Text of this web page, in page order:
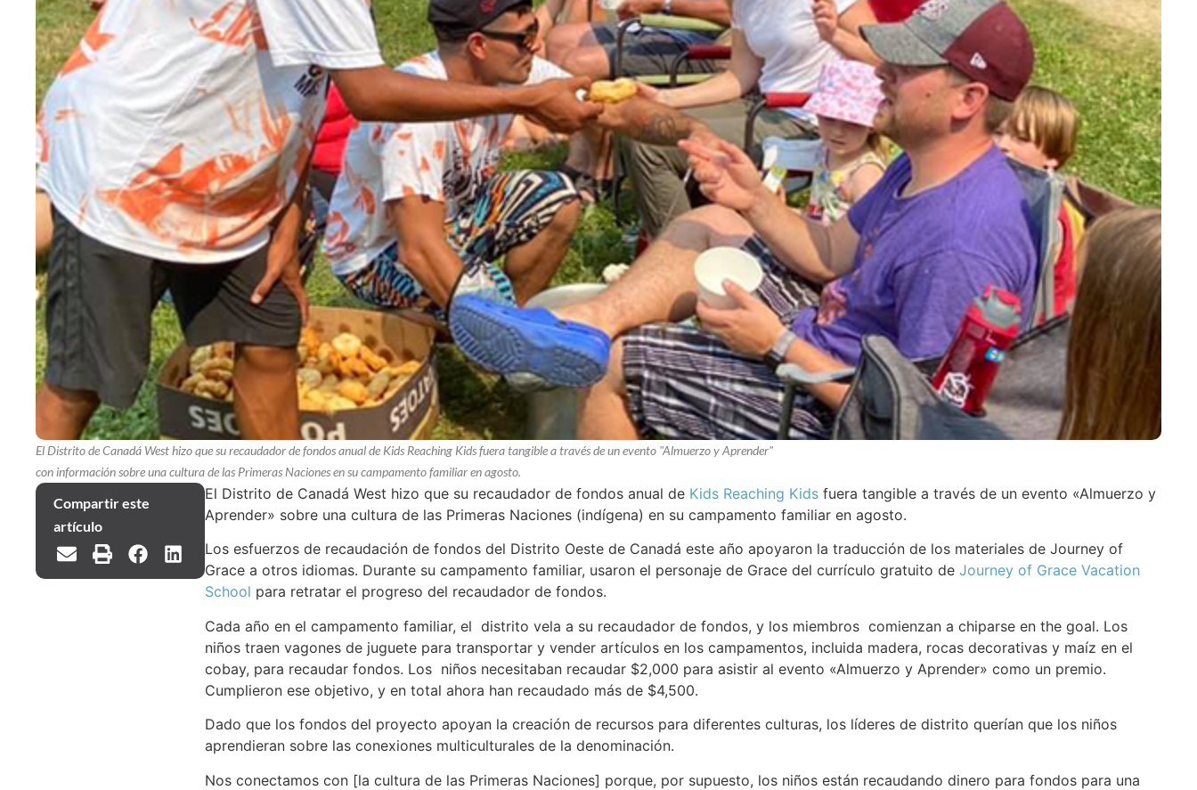
El Distrito de Canadá West hizo que su recaudador de fondos anual de Kids Reaching Kids fuera tangible a través de un evento "Almuerzo y Aprender"
con información sobre una cultura de las Primeras Naciones en su campamento familiar en agosto.
Compartir este
artículo
El Distrito de Canadá West hizo que su recaudador de fondos anual de Kids Reaching Kidsfuera tangible a través de un evento «Almuerzo y
Aprender» sobre una cultura de las Primeras Naciones (indígena) en su campamento familiar en agosto.
Los esfuerzos de recaudación de fondos del Distrito Oeste de Canadá este año apoyaron la traducción de los materiales de Journey of
Grace a otros idiomas. Durante su campamento familiar, usaron el personaje de Grace del currículo gratuito de Journey of Grace Vacation
School para retratar el progreso del recaudador de fondos.
Cada año en el campamento familiar, el distrito vela a su recaudador de fondos, y los miembros comienzan a chiparse en the goal. Los
niños traen vagones de juguete para transportar y vender artículos en los campamentos, incluida madera, rocas decorativas y maíz en el
cobay, para recaudar fondos. Los niños necesitaban recaudar $2,000 para asistir al evento «Almuerzo y Aprender» como un premio.
Cumplieron ese objetivo, y en total ahora han recaudado más de $4,500.
Dado que los fondos del proyecto apoyan la creación de recursos para diferentes culturas, los líderes de distrito querían que los niños
aprendieran sobre las conexiones multiculturales de la denominación.
Nos conectamos con [la cultura de las Primeras Naciones] porque, por supuesto, los niños están recaudando dinero para fondos para una